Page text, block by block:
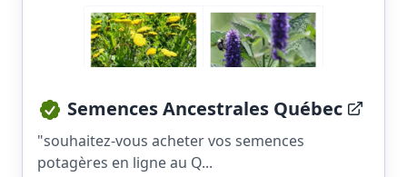
Semences Ancestrales Québec
"souhaitez-vous acheter vos semences
potagères en ligne au Q...